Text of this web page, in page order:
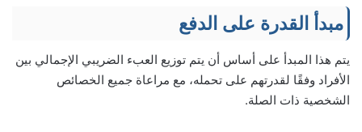
مبدأ القدرة على الدفع
يتم هذا المبدأ على أساس أن يتم توزيع العبء الضريبي الإجمالي بين
الأفراد وفقًا لقدرتهم على تحمله، مع مراعاة جميع الخصائص
الشخصية ذات الصلة.